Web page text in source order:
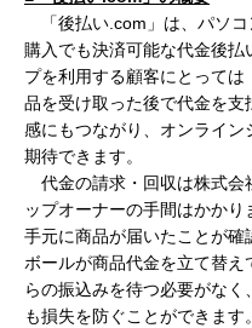
「後払い.com」は、パソコ
購入でも決済可能な代金後払
プを利用する顧客にとって
品を受け取った後で代金を
感にもつながり、オンライン
期待できます。
代金の請求・回収は株式会
ップオーナーの手間はかか
手元に商品が届いたことが
ボールが商品代金を立て替
らの振込みを待つ必要がな
も損失を防ぐことができます。